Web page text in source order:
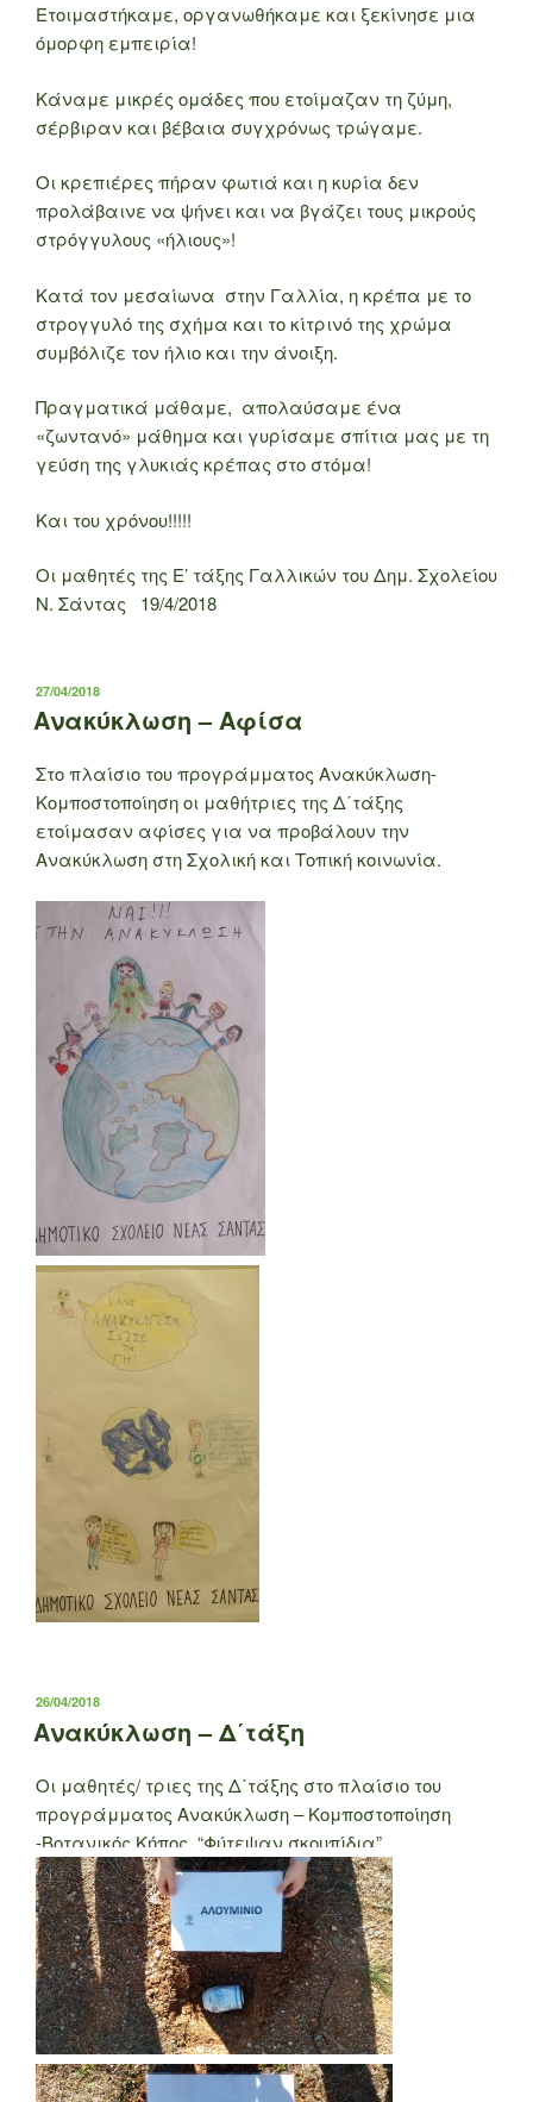
Ετοιμαστήκαμε, οργανωθήκαμε και ξεκίνησε μια
όμορφη εμπειρία!
Κάναμε μικρές ομάδες που ετοίμαζαν τη ζύμη,
σέρβιραν και βέβαια συγχρόνως τρώγαμε.
Οι κρεπιέρες πήραν φωτιά και η κυρία δεν
προλάβαινε να ψήνει και να βγάζει τους μικρούς
στρόγγυλους «ήλιους»!
Κατά τον μεσαίωνα στην Γαλλία, η κρέπα με το
στρογγυλό της σχήμα και το κίτρινό της χρώμα
συμβόλιζε τον ήλιο και την άνοιξη.
Πραγματικά μάθαμε, απολαύσαμε ένα
«ζωντανό» μάθημα και γυρίσαμε σπίτια μας με τη
γεύση της γλυκιάς κρέπας στο στόμα!
Και του χρόνου!!!!!
Οι μαθητές της Ε’ τάξης Γαλλικών του Δημ. Σχολείου
Ν. Σάντας 19/4/2018
ΔΗΜΟΣΙΕΎΤΗΚΕ
ΣΤΙΣ
27/04/2018
Ανακύκλωση – Αφίσα
Στο πλαίσιο του προγράμματος Ανακύκλωση-
Κομποστοποίηση οι μαθήτριες της Δ΄τάξης
ετοίμασαν αφίσες για να προβάλουν την
Ανακύκλωση στη Σχολική και Τοπική κοινωνία.
ΔΗΜΟΣΙΕΎΤΗΚΕ
ΣΤΙΣ
26/04/2018
Ανακύκλωση – Δ΄τάξη
Οι μαθητές/ τριες της Δ΄τάξης στο πλαίσιο του
προγράμματος Ανακύκλωση – Κομποστοποίηση
-Βοτανικός Κήπος “Φύτεψαν σκουπίδια”